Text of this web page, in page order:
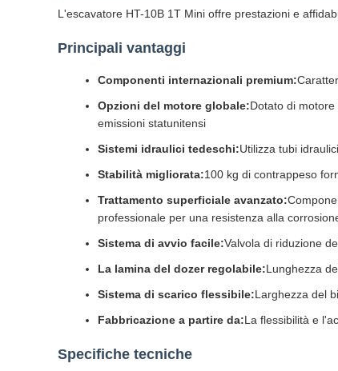
L'escavatore HT-10B 1T Mini offre prestazioni e
Principali vantaggi
Componenti internazionali premium:
Opzioni del motore globale:Dotato di
emissioni statunitensi
Sistemi idraulici tedeschi:Utilizza tubi
Stabilità migliorata:100 kg di contrappeso
Trattamento superficiale avanzato:
professionale per una resistenza alla
Sistema di avvio facile:Valvola di riduzione
La lamina del dozer regolabile:Lunghezza
Sistema di scarico flessibile:Larghezza del
Fabbricazione a partire da:La flessibilità e
Specifiche tecniche